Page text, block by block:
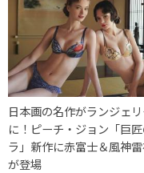
日本画の名作がランジェ
に！ピーチ・ジョン「巨
ラ」新作に赤富士＆風神
が登場